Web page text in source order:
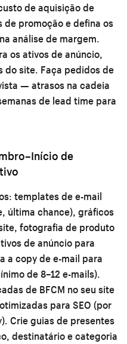
de aquisição de
de promoção e defina os
análise de margem.
os ativos de anúncio,
do site. Faça pedidos de
— atrasos na cadeia
de lead time para
de
templates de e-mail
última chance), gráficos
fotografia de produto
de anúncio para
a copy de e-mail para
de 8–12 e-mails).
de BFCM no seu site
para SEO (por
Crie guias de presentes
destinatário e categoria